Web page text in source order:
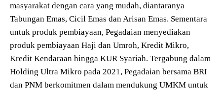
masyarakat dengan cara yang mudah, diantaranya
Tabungan Emas, Cicil Emas dan Arisan Emas. Sementara
untuk produk pembiayaan, Pegadaian menyediakan
produk pembiayaan Haji dan Umroh, Kredit Mikro,
Kredit Kendaraan hingga KUR Syariah. Tergabung dalam
Holding Ultra Mikro pada 2021, Pegadaian bersama BRI
dan PNM berkomitmen dalam mendukung UMKM untuk